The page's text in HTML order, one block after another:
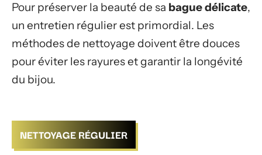
Pour préserver la beauté de sa bague délicate,
un entretien régulier est primordial. Les
méthodes de nettoyage doivent être douces
pour éviter les rayures et garantir la longévité
du bijou.
NETTOYAGE RÉGULIER